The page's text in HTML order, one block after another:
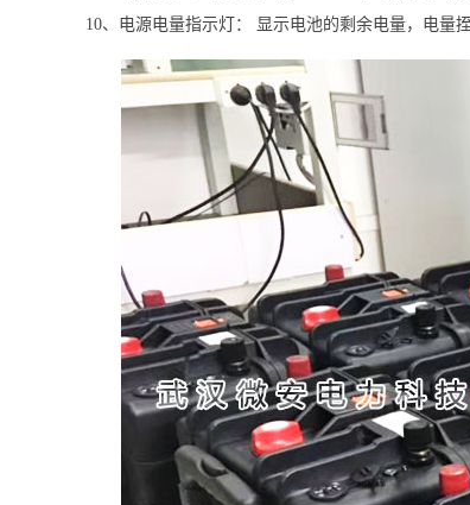
10、电源电量指示灯： 显示电池的剩余电量，电量